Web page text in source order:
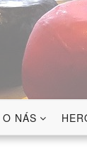
O NÁS